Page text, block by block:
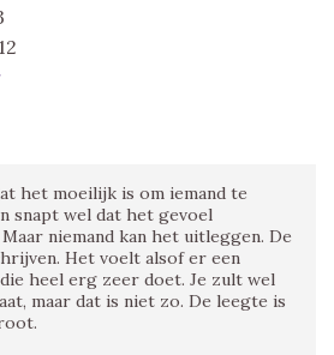
het moeilijk is om iemand te
snapt wel dat het gevoel
niemand kan het uitleggen. De
Het voelt alsof er een
heel erg zeer doet. Je zult wel
maar dat is niet zo. De leegte is